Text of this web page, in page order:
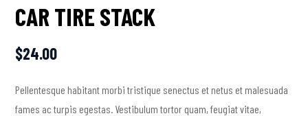
CAR TIRE STACK
$24.00
Pellentesque habitant morbi tristique senectus et netus et malesuada
fames ac turpis egestas. Vestibulum tortor quam, feugiat vitae,